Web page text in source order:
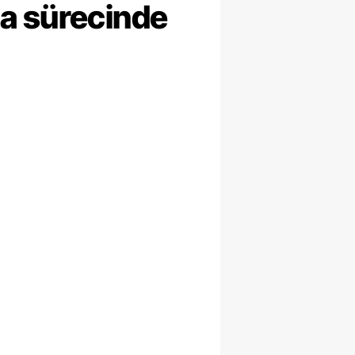
sürecinde